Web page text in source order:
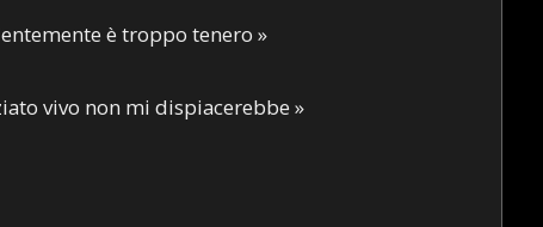
è troppo tenero »
vivo non mi dispiacerebbe »